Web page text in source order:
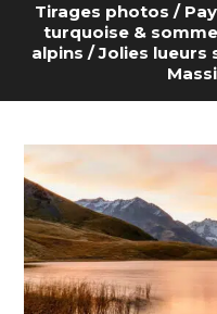
Tirages photos /
turquoise &
alpins / Jolies lueurs